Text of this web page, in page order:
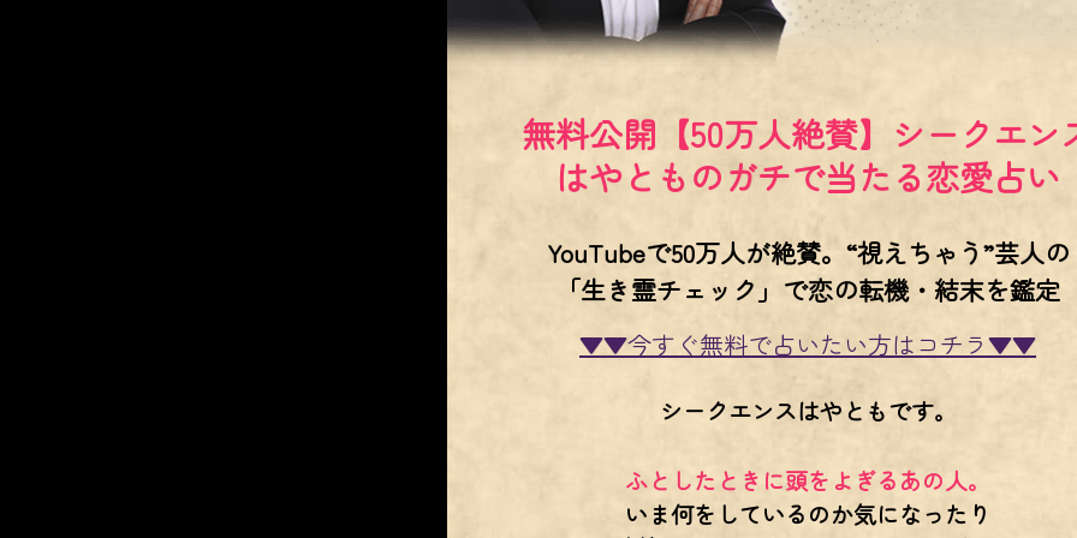
無料公開【50万人絶賛】シークエン
はやとものガチで当たる恋愛占い
YouTubeで50万人が絶賛。“視えちゃう”芸人の
「生き霊チェック」で恋の転機・結末を鑑定
▼▼今すぐ無料で占いたい方はコチラ▼▼
シークエンスはやともです。
ふとしたときに頭をよぎるあの人。
いま何をしているのか気になったり